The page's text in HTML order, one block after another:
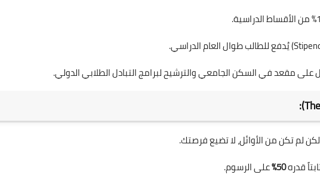
على مقعد في السكن الجامعي والترشيح لبرامج التبادل الطلابي الدولي.
لم تكن من الأوائل، لا تضيع فرصتك.
قدره50% على الرسوم.